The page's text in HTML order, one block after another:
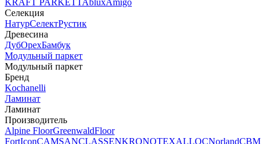
KRAFT PARKETTAbluxAmigo
Селекция
НатурСелектРустик
Древесина
ДубОрехБамбук
Модульный паркет
Модульный паркет
Бренд
Kochanelli
Ламинат
Ламинат
Производитель
Alpine FloorGreenwaldFloor
FortIconCAMSANCLASSENKRONOTEXALLOCNorlandCBM